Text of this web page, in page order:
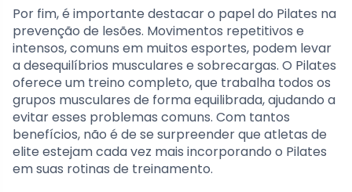
Por fim, é importante destacar o papel do Pilates na
prevenção de lesões. Movimentos repetitivos e
intensos, comuns em muitos esportes, podem levar
a desequilíbrios musculares e sobrecargas. O Pilates
oferece um treino completo, que trabalha todos os
grupos musculares de forma equilibrada, ajudando a
evitar esses problemas comuns. Com tantos
benefícios, não é de se surpreender que atletas de
elite estejam cada vez mais incorporando o Pilates
em suas rotinas de treinamento.